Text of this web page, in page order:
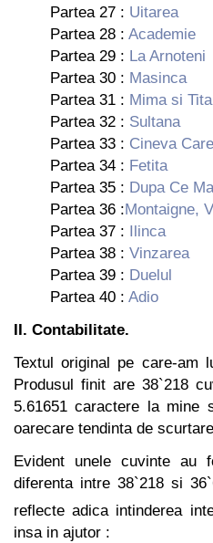
Partea 27 : Uitarea
Partea 28 : Academie
Partea 29 : La Arnoteni
Partea 30 : Masinca
Partea 31 : Mima si Tita
Partea 32 : Sultana
Partea 33 : Cineva
Partea 34 : Fetita
Partea 35 : Dupa Ce
Partea 36 :Montaigne,
Partea 37 : Ilinca
Partea 38 : Vinzarea
Partea 39 : Duelul
Partea 40 : Adio
II. Contabilitate.
Textul original pe care-am
Produsul finit are 38`218
5.61651 caractere la
oarecare tendinta de
Evident unele cuvinte au
diferenta intre 38`218 si
reflecte adica intinderea
insa in ajutor :